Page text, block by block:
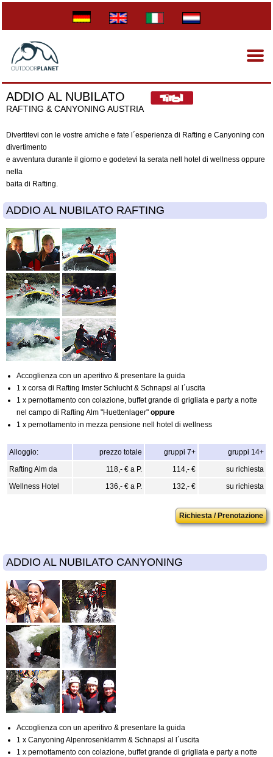
ADDIO AL NUBILATO
RAFTING & CANYONING AUSTRIA
Divertitevi con le vostre amiche e fate l´esperienza di Rafting e Canyoning con
divertimento
e avventura durante il giorno e godetevi la serata nell hotel di wellness oppure
nella
baita di Rafting.
ADDIO AL NUBILATO RAFTING
Accoglienza con un aperitivo & presentare la guida
1 x corsa di Rafting Imster Schlucht & Schnapsl al l´uscita
1 x pernottamento con colazione, buffet grande di grigliata e party a notte
nel campo di Rafting Alm "Huettenlager"oppure
1 x pernottamento in mezza pensione nell hotel di wellness
Alloggio: prezzo totale gruppi 7+
gruppi 14+
Rafting Alm da
118,- € a P. 114,- €
su richiesta
Wellness Hotel
136,- € a P. 132,- € su richiesta
Richiesta / Prenotazione
ADDIO AL NUBILATO CANYONING
Accoglienza con un aperitivo & presentare la guida
1 x Canyoning Alpenrosenklamm & Schnapsl al l´uscita
1 x pernottamento con colazione, buffet grande di grigliata e party a notte